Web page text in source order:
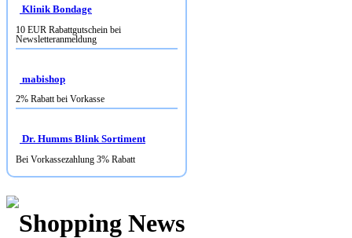
Klinik Bondage
10 EUR Rabattgutschein bei
Newsletteranmeldung
mabishop
2% Rabatt bei Vorkasse
Dr. Humms Blink Sortiment
Bei Vorkassezahlung 3% Rabatt
Shopping News